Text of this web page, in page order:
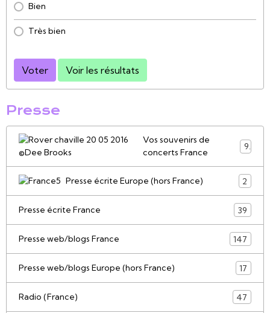
Bien
Très bien
Voter Voir les résultats
Presse
Vos souvenirs de
concerts France
9
Presse écrite Europe (hors France) 2
Presse écrite France 39
Presse web/blogs France 147
Presse web/blogs Europe (hors France) 17
Radio (France) 47